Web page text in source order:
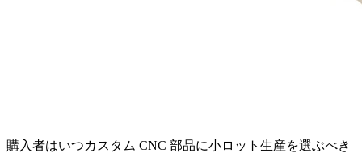
購入者はいつカスタム CNC 部品に小ロット生産を選ぶべき